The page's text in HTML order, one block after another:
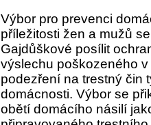
Výbor pro prevenci
příležitosti žen a mužů
Gajdůškové posílit
výslechu poškozeného
podezření na trestný čin
domácnosti. Výbor se
obětí domácího násilí